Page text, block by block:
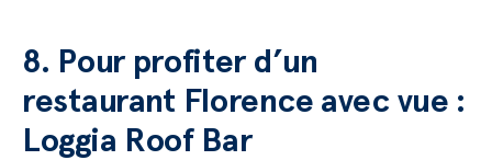
8. Pour profiter d’un
restaurant Florence avec vue :
Loggia Roof Bar